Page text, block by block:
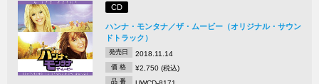
CD
ハンナ・モンタナ／ザ・ムービー（オリジナル・サウン
ドトラック）
発売日 2018.11.14
価 格 ¥2,750 (税込)
品 番